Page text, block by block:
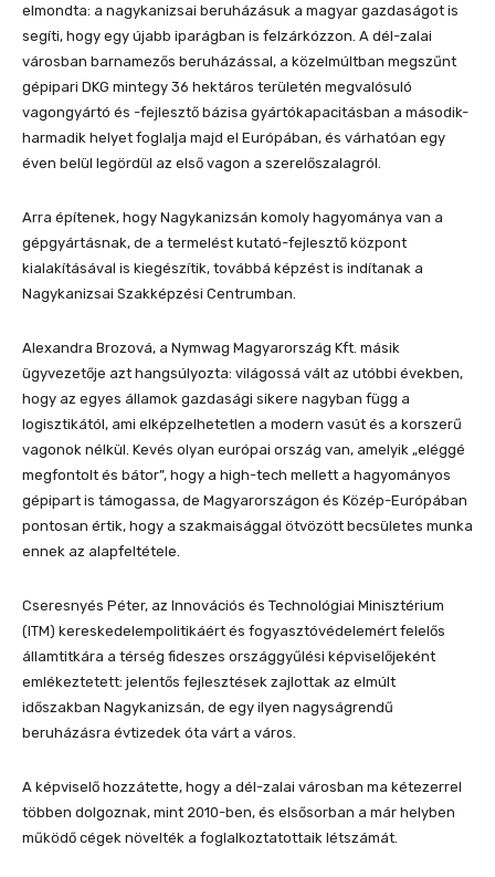
elmondta: a nagykanizsai beruházásuk a magyar gazdaságot is
segíti, hogy egy újabb iparágban is felzárkózzon. A dél-zalai
városban barnamezős beruházással, a közelmúltban megszűnt
gépipari DKG mintegy 36 hektáros területén megvalósuló
vagongyártó és -fejlesztő bázisa gyártókapacitásban a második-
harmadik helyet foglalja majd el Európában, és várhatóan egy
éven belül legördül az első vagon a szerelőszalagról.
Arra építenek, hogy Nagykanizsán komoly hagyománya van a
gépgyártásnak, de a termelést kutató-fejlesztő központ
kialakításával is kiegészítik, továbbá képzést is indítanak a
Nagykanizsai Szakképzési Centrumban.
Alexandra Brozová, a Nymwag Magyarország Kft. másik
ügyvezetője azt hangsúlyozta: világossá vált az utóbbi években,
hogy az egyes államok gazdasági sikere nagyban függ a
logisztikától, ami elképzelhetetlen a modern vasút és a korszerű
vagonok nélkül. Kevés olyan európai ország van, amelyik „eléggé
megfontolt és bátor”, hogy a high-tech mellett a hagyományos
gépipart is támogassa, de Magyarországon és Közép-Európában
pontosan értik, hogy a szakmaisággal ötvözött becsületes munka
ennek az alapfeltétele.
Cseresnyés Péter, az Innovációs és Technológiai Minisztérium
(ITM) kereskedelempolitikáért és fogyasztóvédelemért felelős
államtitkára a térség fideszes országgyűlési képviselőjeként
emlékeztetett: jelentős fejlesztések zajlottak az elmúlt
időszakban Nagykanizsán, de egy ilyen nagyságrendű
beruházásra évtizedek óta várt a város.
A képviselő hozzátette, hogy a dél-zalai városban ma kétezerrel
többen dolgoznak, mint 2010-ben, és elsősorban a már helyben
működő cégek növelték a foglalkoztatottaik létszámát.